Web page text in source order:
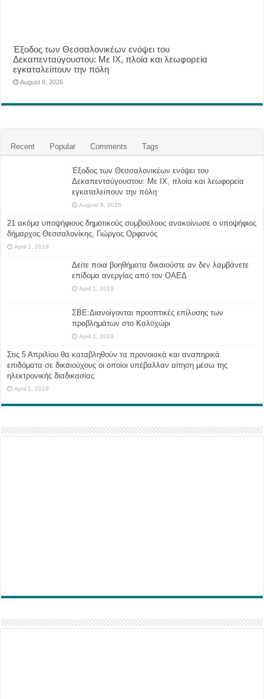
Έξοδος των Θεσσαλονικέων ενόψει του
Δεκαπενταύγουστου: Με ΙΧ, πλοία και λεωφορεία
εγκαταλείπουν την πόλη
August 8, 2026
Recent Popular Comments Tags
Έξοδος των Θεσσαλονικέων ενόψει του
Δεκαπενταύγουστου: Με ΙΧ, πλοία και λεωφορεία
εγκαταλείπουν την πόλη
August 8, 2026
21 ακόμα υποψήφιους δημοτικούς συμβούλους ανακοίνωσε ο υποψήφιος
δήμαρχος Θεσσαλονίκης, Γιώργος Ορφανός
April 1, 2019
Δείτε ποια βοηθήματα δικαιούστε αν δεν λαμβάνετε
επίδομα ανεργίας από τον ΟΑΕΔ
April 1, 2019
ΣΒΕ:Διανοίγονται προοπτικές επίλυσης των
προβλημάτων στο Καλοχώρι
April 1, 2019
Στις 5 Απριλίου θα καταβληθούν τα προνοιακά και αναπηρικά
επιδόματα σε δικαιούχους οι οποίοι υπέβαλλαν αίτηση μέσω της
ηλεκτρονικής διαδικασίας
April 1, 2019